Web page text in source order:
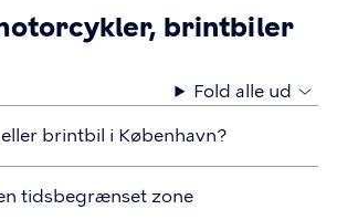
brintbiler
Fold alle ud
brintbil i København?
tidsbegrænset zone